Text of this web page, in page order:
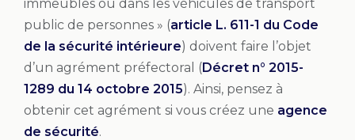
immeubles ou dans les véhicules de transport
public de personnes » (article L. 611-1 du Code
de la sécurité intérieure) doivent faire l’objet
d’un agrément préfectoral (Décret n° 2015-
1289 du 14 octobre 2015). Ainsi, pensez à
obtenir cet agrément si vous créez une agence
de sécurité.